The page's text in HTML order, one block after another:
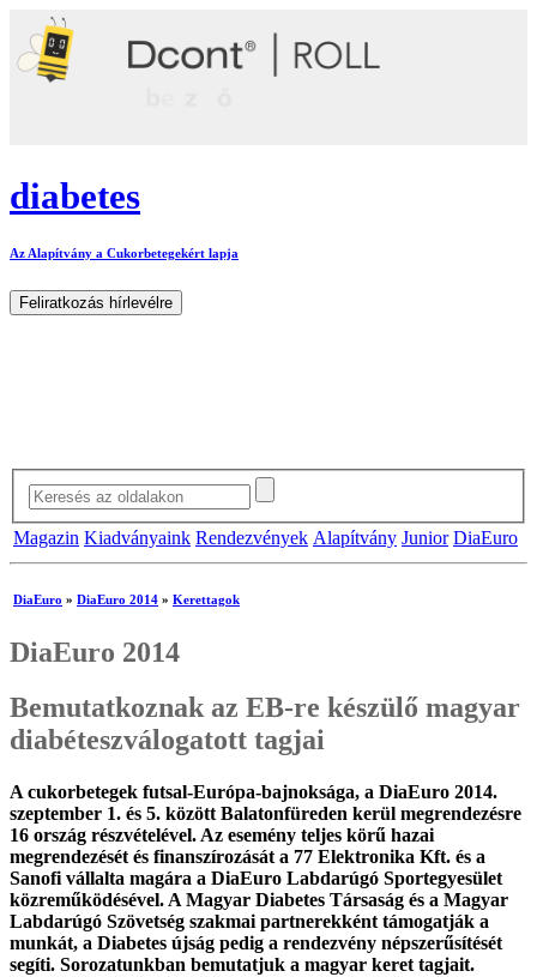
diabetes
Az Alapítvány a Cukorbetegekért lapja
Magazin Kiadványaink Rendezvények Alapítvány Junior DiaEuro
DiaEuro » DiaEuro 2014 » Kerettagok
DiaEuro 2014
Bemutatkoznak az EB-re készülő magyar
diabéteszválogatott tagjai
A cukorbetegek futsal-Európa-bajnoksága, a DiaEuro 2014.
szeptember 1. és 5. között Balatonfüreden kerül megrendezésre
16 ország részvételével. Az esemény teljes körű hazai
megrendezését és finanszírozását a 77 Elektronika Kft. és a
Sanofi vállalta magára a DiaEuro Labdarúgó Sportegyesület
közreműködésével. A Magyar Diabetes Társaság és a Magyar
Labdarúgó Szövetség szakmai partnerekként támogatják a
munkát, a Diabetes újság pedig a rendezvény népszerűsítését
segíti. Sorozatunkban bemutatjuk a magyar keret tagjait.